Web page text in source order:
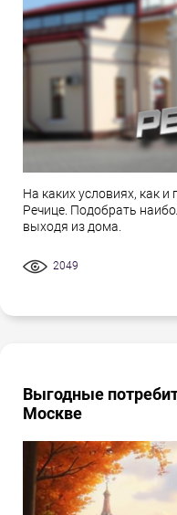
На каких условиях, как и
Речице. Подобрать
выходя из дома.
2049
Выгодные
Москве